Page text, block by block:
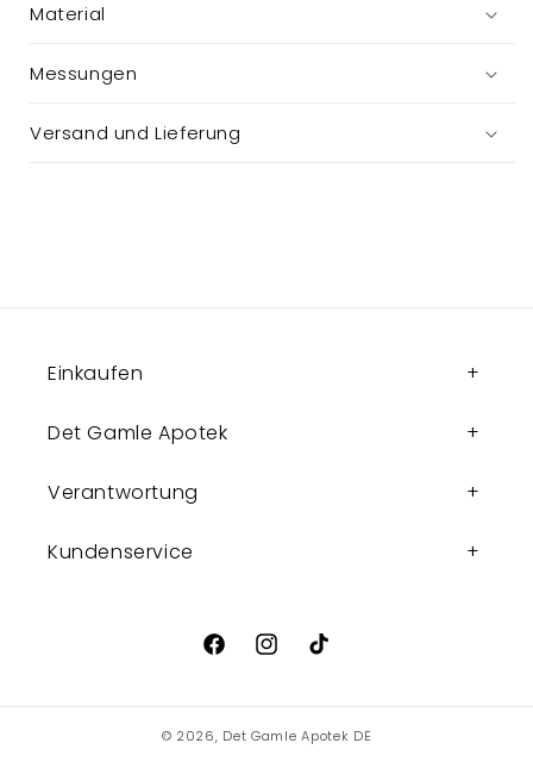
Material
Messungen
Versand und Lieferung
Einkaufen
Det Gamle Apotek
Verantwortung
Kundenservice
FacebookInstagram
TikTok
© 2026, Det Gamle Apotek DE